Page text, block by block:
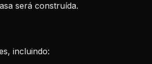
será construída.
incluindo: